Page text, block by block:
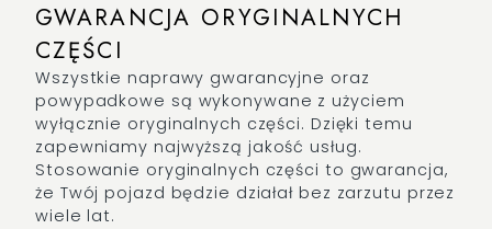
GWARANCJA ORYGINALNYCH
CZĘŚCI
Wszystkie naprawy gwarancyjne oraz
powypadkowe są wykonywane z użyciem
wyłącznie oryginalnych części. Dzięki temu
zapewniamy najwyższą jakość usług.
Stosowanie oryginalnych części to gwarancja,
że Twój pojazd będzie działał bez zarzutu przez
wiele lat.